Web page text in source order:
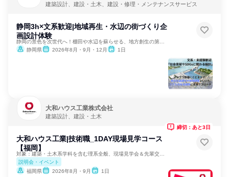
建築設計、建設・土木、建設・修理・メンテナンスサービス
静岡3h×文系歓迎|地域再生・水辺の街づくり企
画設計体験
静岡県
2026年8月・9月・12月 1日
大和ハウス工業株式会社
建築設計、建設・土木
大和ハウス工業|技術職_1DAY現場見学コース
【福岡】
説明会・イベント
福岡県
2026年8月・9月 1日
締切：あと3日